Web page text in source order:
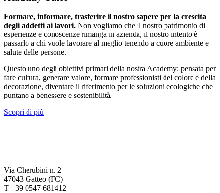
Formare, informare, trasferire il nostro sapere per la crescita
degli addetti ai lavori. Non vogliamo che il nostro patrimonio di
esperienze e conoscenze rimanga in azienda, il nostro intento è
passarlo a chi vuole lavorare al meglio tenendo a cuore ambiente e
salute delle persone.
Questo uno degli obiettivi primari della nostra Academy: pensata per
fare cultura, generare valore, formare professionisti del colore e della
decorazione, diventare il riferimento per le soluzioni ecologiche che
puntano a benessere e sostenibilità.
Scopri di più
Via Cherubini n. 2
47043 Gatteo (FC)
T +39 0547 681412